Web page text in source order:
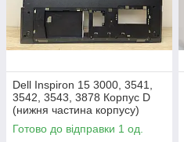
Dell Inspiron 15 3000, 3541,
3542, 3543, 3878 Корпус D
(нижня частина корпусу)
460.00H04.0004 0PKM2X
3.5С б/в
Готово до відправки 1 од.